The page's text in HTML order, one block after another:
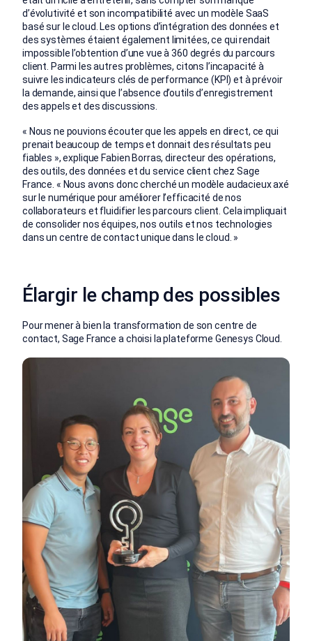
d’évolutivité et son incompatibilité avec un modèle SaaS
basé sur le cloud. Les options d’intégration des données et
des systèmes étaient également limitées, ce qui rendait
impossible l’obtention d’une vue à 360 degrés du parcours
client. Parmi les autres problèmes, citons l’incapacité à
suivre les indicateurs clés de performance (KPI) et à prévoir
la demande, ainsi que l’absence d’outils d’enregistrement
des appels et des discussions.
« Nous ne pouvions écouter que les appels en direct, ce qui
prenait beaucoup de temps et donnait des résultats peu
fiables », explique Fabien Borras, directeur des opérations,
des outils, des données et du service client chez Sage
France. « Nous avons donc cherché un modèle audacieux axé
sur le numérique pour améliorer l’efficacité de nos
collaborateurs et fluidifier les parcours client. Cela impliquait
de consolider nos équipes, nos outils et nos technologies
dans un centre de contact unique dans le cloud. »
Élargir le champ des possibles
Pour mener à bien la transformation de son centre de
contact, Sage France a choisi la plateforme Genesys Cloud.